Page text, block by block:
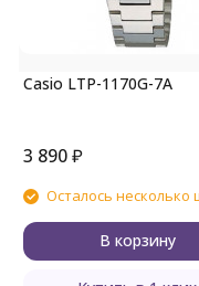
Casio LTP-1170G-7A
3 890₽
Осталось несколько
В корзину